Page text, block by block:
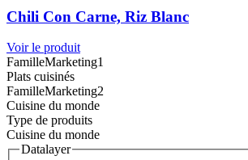
Chili Con Carne, Riz Blanc
Voir le produit
FamilleMarketing1
Plats cuisinés
FamilleMarketing2
Cuisine du monde
Type de produits
Cuisine du monde
Datalayer